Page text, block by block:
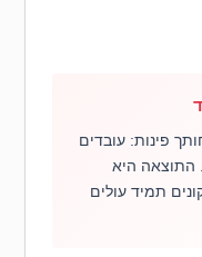
פינות: עובדים
התוצאה היא
תמיד עולים